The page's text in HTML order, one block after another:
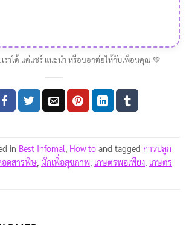
ราได้ แค่แชร์ แนะนำ หรือบอกต่อให้กับเพื่อนคุณ 💚
in Best Infomal, How to and tagged การปลูก
ดสารพิษ, ผักเพื่อสุขภาพ, เกษตรพอเพียง, เกษตร